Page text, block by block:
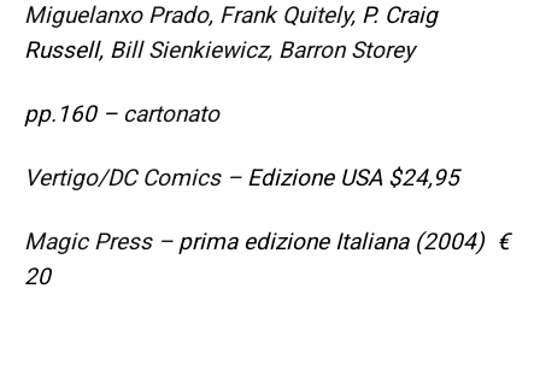
Miguelanxo Prado, Frank Quitely, P. Craig
Russell, Bill Sienkiewicz, Barron Storey
pp.160 –cartonato
Vertigo/DC Comics – Edizione USA $24,95
Magic Press – prima edizione Italiana (2004) €
20